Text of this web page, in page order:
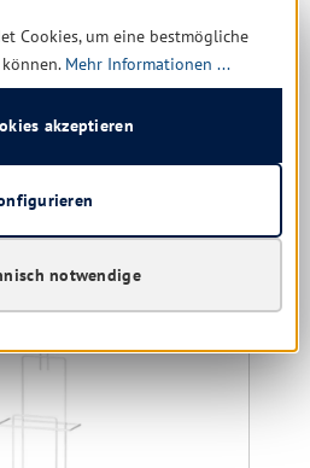
1-5 Tage
9,82 € *
17,92 €
Cookies, um eine bestmögliche
Mehr Informationen ...
notwendige
akzeptieren